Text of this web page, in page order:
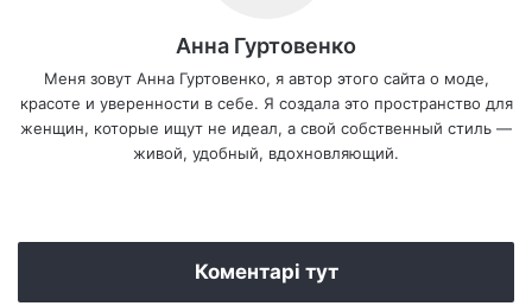
Анна Гуртовенко
Меня зовут Анна Гуртовенко, я автор этого сайта о моде,
красоте и уверенности в себе. Я создала это пространство для
женщин, которые ищут не идеал, а свой собственный стиль —
живой, удобный, вдохновляющий.
te
Коментарі тут